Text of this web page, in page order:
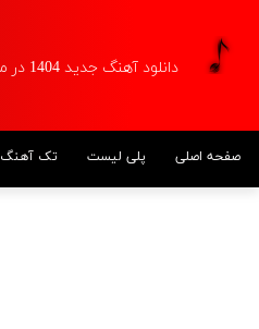
دانلود آهنگ جدید 1404 در ملودی مانیا
صفحه اصلی پلی لیست تک آهنگ